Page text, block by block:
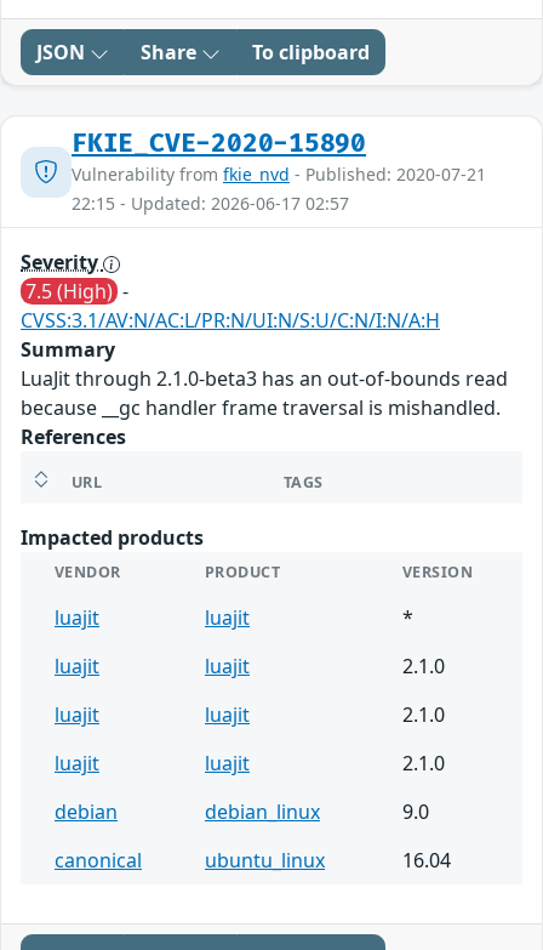
JSON Share To clipboard
FKIE_CVE-2020-15890
Vulnerability from fkie_nvd - Published: 2020-07-21
22:15 - Updated: 2026-06-17 02:57
Severity
7.5 (High) -
CVSS:3.1/AV:N/AC:L/PR:N/UI:N/S:U/C:N/I:N/A:H
Summary
LuaJit through 2.1.0-beta3 has an out-of-bounds read
because __gc handler frame traversal is mishandled.
References
URL TAGS
Impacted products
VENDOR PRODUCT VERSION
luajit luajit
*
luajit
luajit
2.1.0
luajit
luajit
2.1.0
luajit
luajit
2.1.0
debian
debian_linux
9.0
canonical
ubuntu_linux 16.04